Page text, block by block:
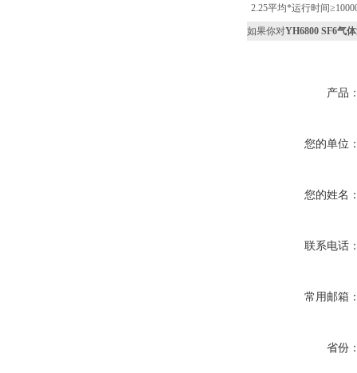
2.25平均*运行时间
如果你对YH6800 SF6气
产品
您的单位
您的姓名
联系电话
常用邮箱
省份